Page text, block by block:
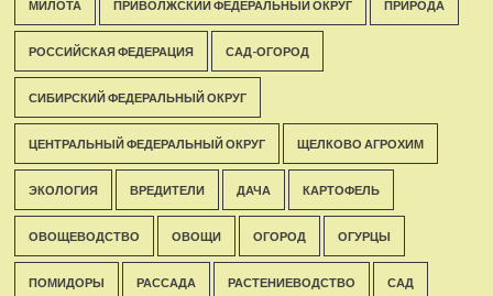
МИЛОТА ПРИВОЛЖСКИЙ ФЕДЕРАЛЬНЫЙ ОКРУГ ПРИРОДА
РОССИЙСКАЯ ФЕДЕРАЦИЯ САД-ОГОРОД
СИБИРСКИЙ ФЕДЕРАЛЬНЫЙ ОКРУГ
ЦЕНТРАЛЬНЫЙ ФЕДЕРАЛЬНЫЙ ОКРУГ ЩЕЛКОВО АГРОХИМ
ЭКОЛОГИЯ ВРЕДИТЕЛИ ДАЧА КАРТОФЕЛЬ
ОВОЩЕВОДСТВО ОВОЩИ ОГОРОД ОГУРЦЫ
ПОМИДОРЫ РАССАДА РАСТЕНИЕВОДСТВО САД